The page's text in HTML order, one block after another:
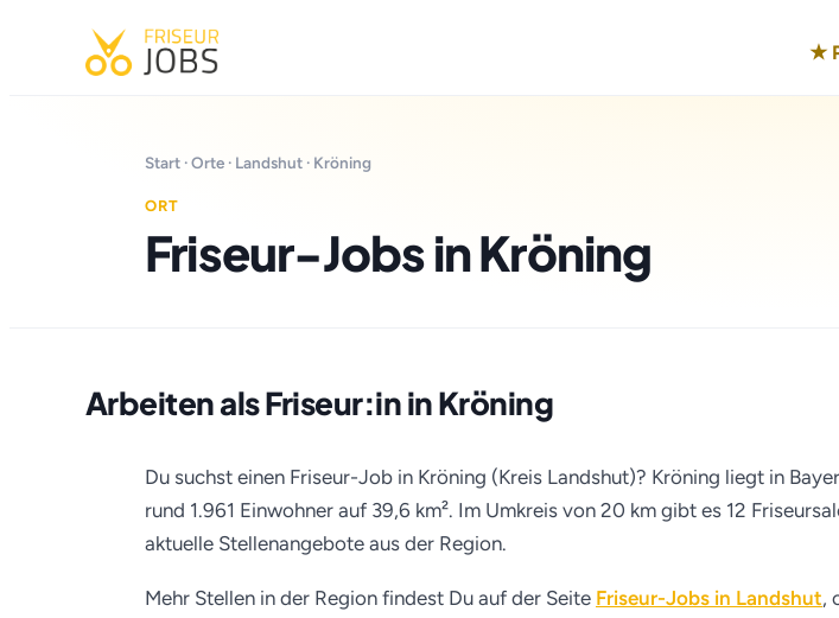
★
Start ·Orte · Landshut · Kröning
ORT
Friseur-Jobs in Kröning
Arbeiten als Friseur:in in Kröning
Du suchst einen Friseur-Job in Kröning (Kreis Landshut)? Kröning liegt in
rund 1.961 Einwohner auf 39,6 km². Im Umkreis von 20 km gibt es 12
aktuelle Stellenangebote aus der Region.
Mehr Stellen in der Region findest Du auf der Seite Friseur-Jobs in Landshut,